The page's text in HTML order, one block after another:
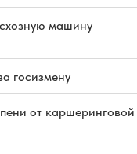
машину
госизмену
от каршеринговой